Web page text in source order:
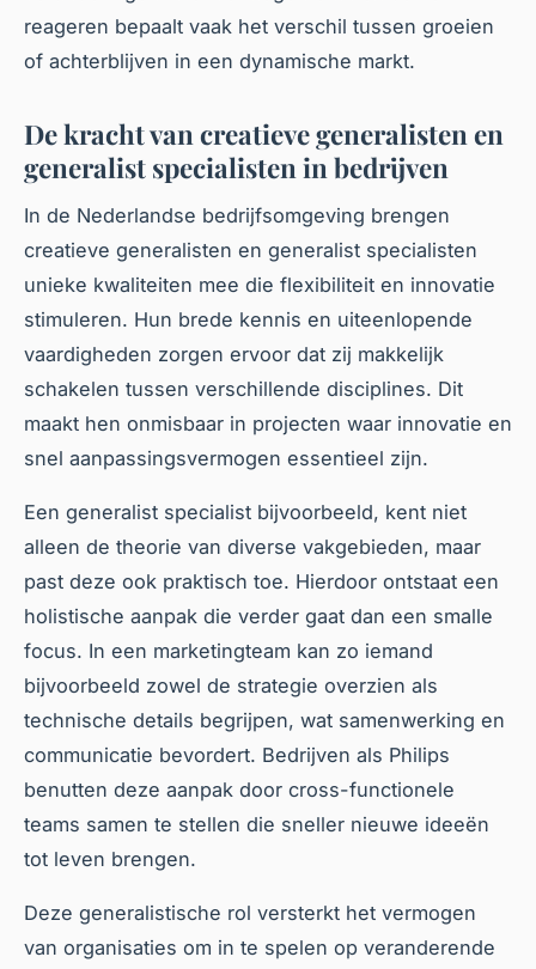
reageren bepaalt vaak het verschil tussen groeien
of achterblijven in een dynamische markt.
De kracht van creatieve generalisten en
generalist specialisten in bedrijven
In de Nederlandse bedrijfsomgeving brengen
creatieve generalisten en generalist specialisten
unieke kwaliteiten mee die flexibiliteit en innovatie
stimuleren. Hun brede kennis en uiteenlopende
vaardigheden zorgen ervoor dat zij makkelijk
schakelen tussen verschillende disciplines. Dit
maakt hen onmisbaar in projecten waar innovatie en
snel aanpassingsvermogen essentieel zijn.
Een generalist specialist bijvoorbeeld, kent niet
alleen de theorie van diverse vakgebieden, maar
past deze ook praktisch toe. Hierdoor ontstaat een
holistische aanpak die verder gaat dan een smalle
focus. In een marketingteam kan zo iemand
bijvoorbeeld zowel de strategie overzien als
technische details begrijpen, wat samenwerking en
communicatie bevordert. Bedrijven als Philips
benutten deze aanpak door cross-functionele
teams samen te stellen die sneller nieuwe ideeën
tot leven brengen.
Deze generalistische rol versterkt het vermogen
van organisaties om in te spelen op veranderende